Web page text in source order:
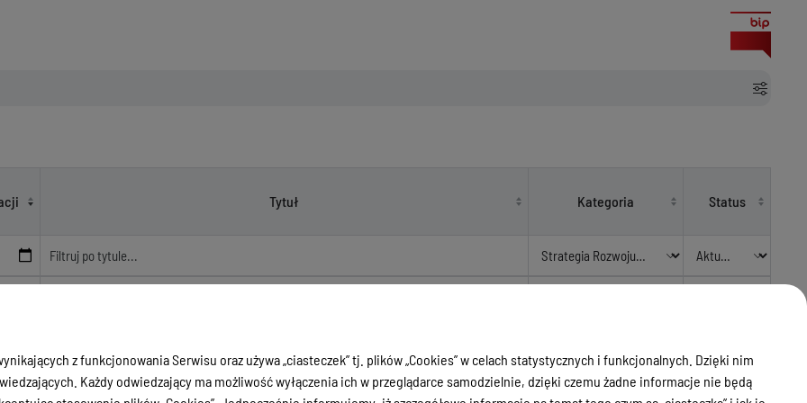
Tytuł Kategoria Status
Diagnoza prospektywna stanu powiatu ostródzkiego
Strategia Rozwoju
Powiatu
Aktualny
z funkcjonowania Serwisu oraz używa „ciasteczek” tj. plików „Cookies” w celach statystycznych i funkcjonalnych. Dzięki nim
Każdy odwiedzający ma możliwość wyłączenia ich w przeglądarce samodzielnie, dzięki czemu żadne informacje nie będą